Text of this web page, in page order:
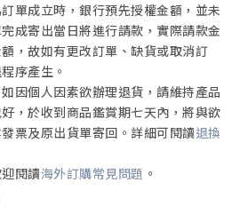
人生經驗的智慧（生活的藝術），引
方面過合乎正軌、井然有序的生活。作
確的思想，藉此引導他們有正確的行
的智者（1）洞燭人生百態，觀察入
（3）精通某種特別的演說方式（箴
權威人物，他們理直氣壯、毫無保留宣
的箴言通情達理，奠基於已被證實的人
單成立時，銀行預先授權金額，並未
成寄出當日將進行請款，實際請款金
，故如有更改訂單、缺貨或取消訂
序產生。
因個人因素欲辦理退貨，請維持產品
，於收到商品鑑賞期七天內，將與欲
票及原出貨單寄回。詳細可閱讀退換
閱讀海外訂購常見問題 。